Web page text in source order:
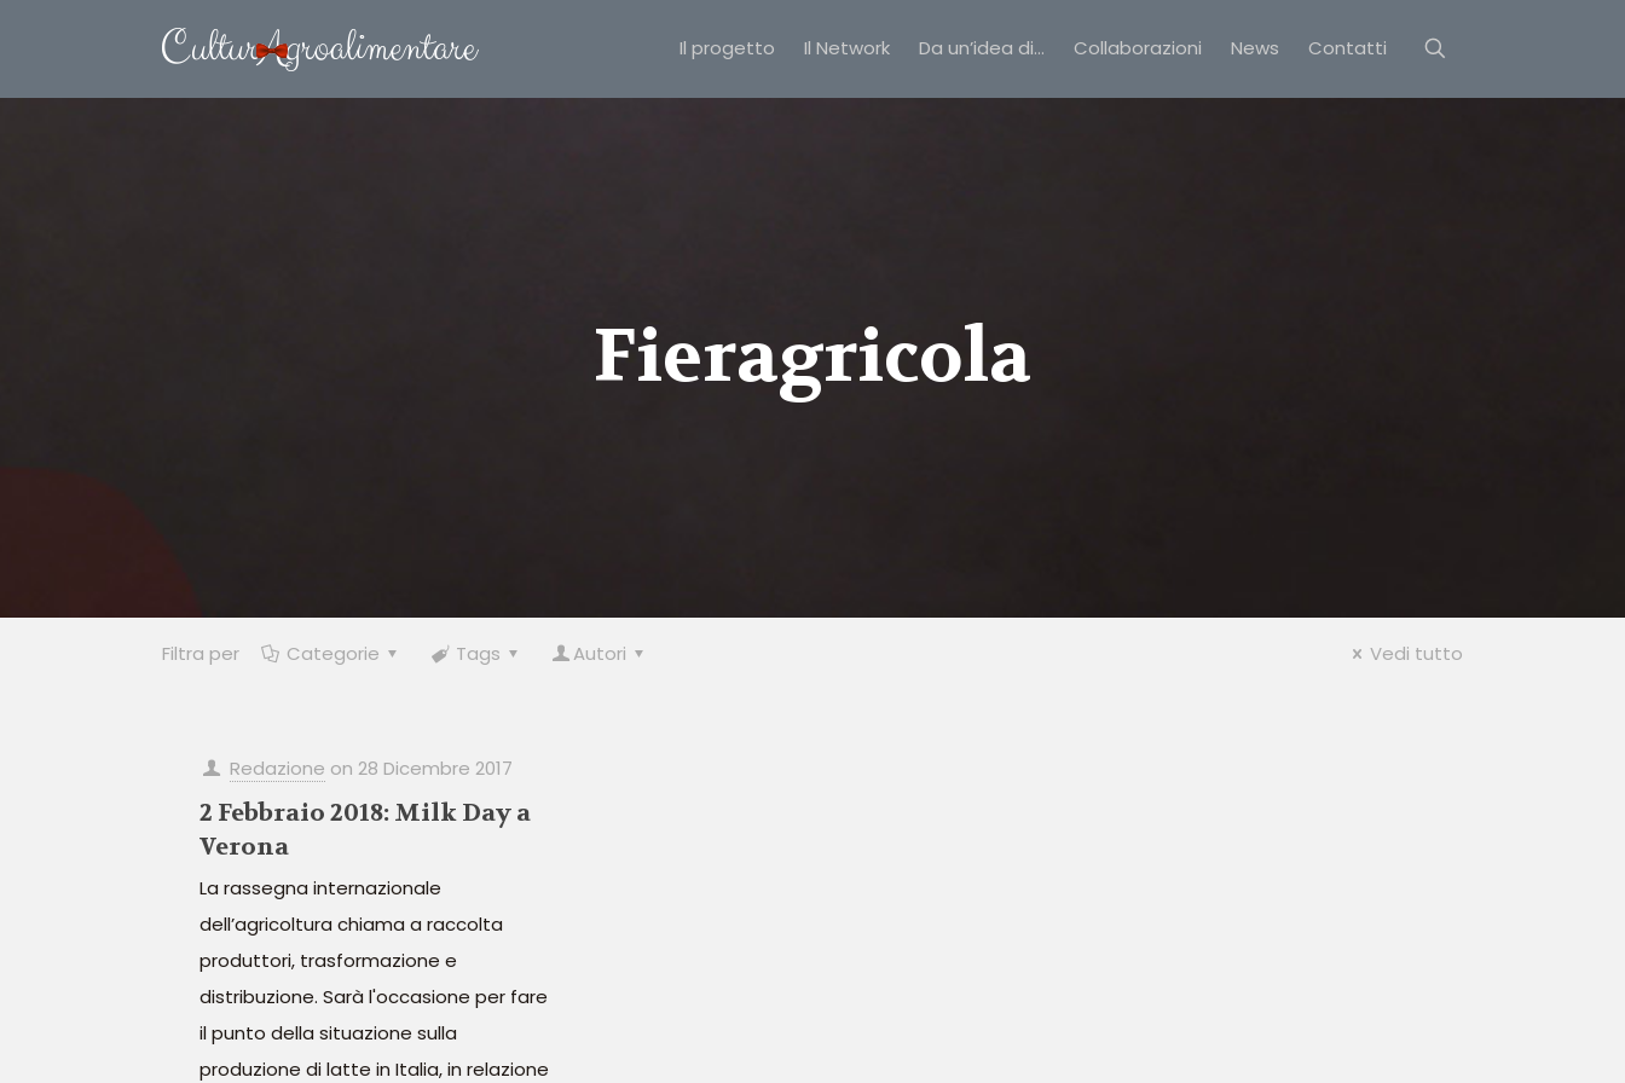
Il progetto Il Network Da un’idea di… Collaborazioni News Contatti
Fieragricola
Filtra per Categorie Tags Autori Vedi tutto
Redazione on 28 Dicembre 2017
2 Febbraio 2018: Milk Day a
Verona
La rassegna internazionale
dell’agricoltura chiama a raccolta
produttori, trasformazione e
distribuzione. Sarà l'occasione per fare
il punto della situazione sulla
produzione di latte in Italia, in relazione